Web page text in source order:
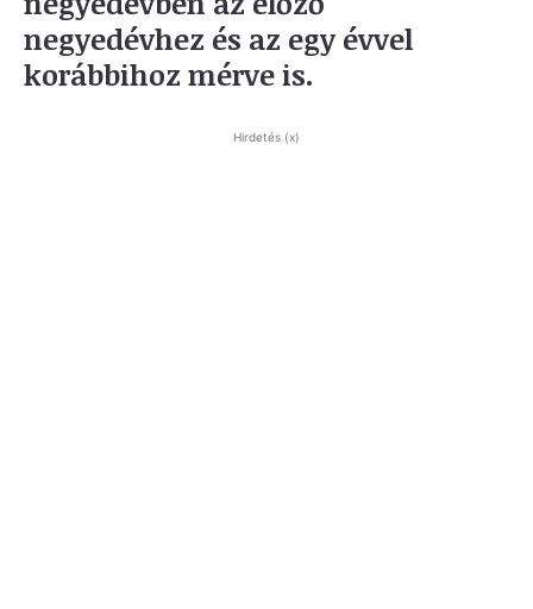
negyedévhez és az egy évvel
korábbihoz mérve is.
Hirdetés (x)